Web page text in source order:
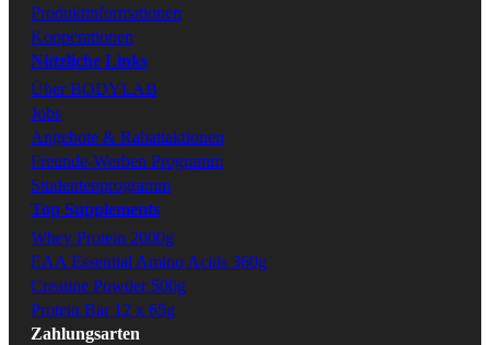
Produktinformationen
Kooperationen
Nützliche Links
Über BODYLAB
Jobs
Angebote & Rabattaktionen
Freunde-Werben Programm
Studentenprogramm
Top Supplements
Whey Protein 2000g
EAA Essential Amino Acids 360g
Creatine Powder 500g
Protein Bar 12 x 65g
Zahlungsarten